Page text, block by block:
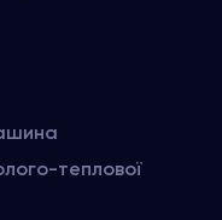
теплової